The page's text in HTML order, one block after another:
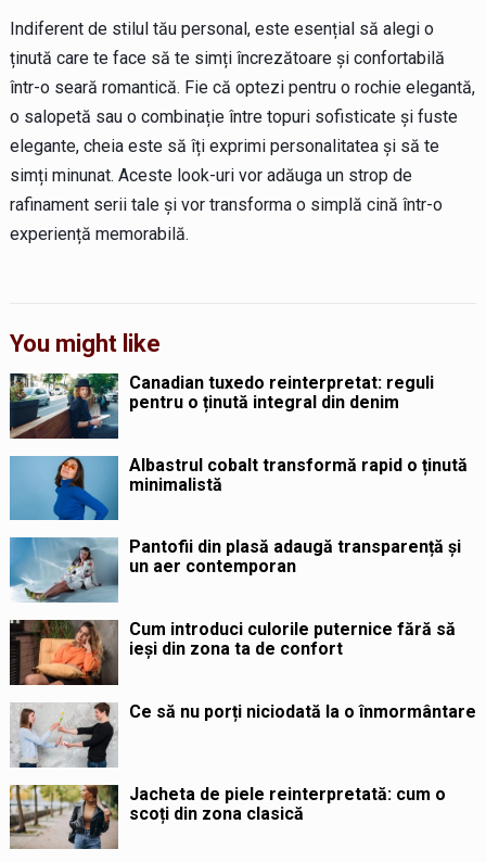
Indiferent de stilul tău personal, este esențial să alegi o
ținută care te face să te simți încrezătoare și confortabilă
într-o seară romantică. Fie că optezi pentru o rochie elegantă,
o salopetă sau o combinație între topuri sofisticate și fuste
elegante, cheia este să îți exprimi personalitatea și să te
simți minunat. Aceste look-uri vor adăuga un strop de
rafinament serii tale și vor transforma o simplă cină într-o
experiență memorabilă.
You might like
Canadian tuxedo reinterpretat: reguli
pentru o ținută integral din denim
Albastrul cobalt transformă rapid o ținută
minimalistă
Pantofii din plasă adaugă transparență și
un aer contemporan
Cum introduci culorile puternice fără să
ieși din zona ta de confort
Ce să nu porți niciodată la o înmormântare
Jacheta de piele reinterpretată: cum o
scoți din zona clasică